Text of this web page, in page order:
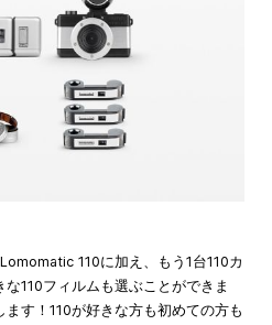
110に加え、もう1台110カ
110フィルムも選ぶことができま
す！110が好きな方も初めての方も